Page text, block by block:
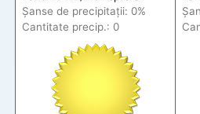
Șanse de precipitații: 0%
Cantitate precip.: 0